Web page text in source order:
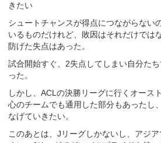
きたい
シュートチャンスが得点につながらない
いるものだけれど、敗因はそれだけでは
防げた失点はあった。
試合開始すぐ、2失点してしまい自分た
った。
しかし、ACLの決勝リーグに行くオース
心のチームでも通用した部分もあったし
なげていきたい。
このあとは、Jリーグしかないし、アジ